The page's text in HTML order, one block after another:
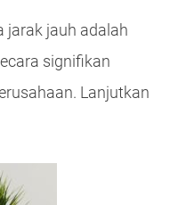
jarak jauh adalah
signifikan
Lanjutkan